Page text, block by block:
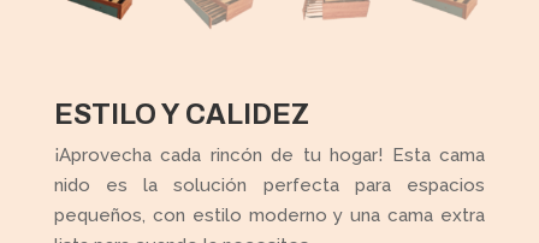
ESTILO Y CALIDEZ
¡Aprovecha cada rincón de tu hogar! Esta cama
nido es la solución perfecta para espacios
pequeños, con estilo moderno y una cama extra